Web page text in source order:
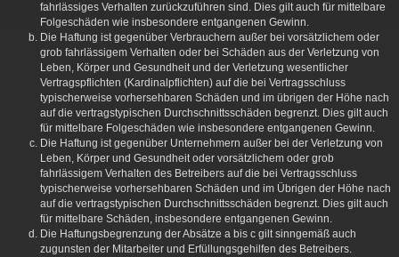
fahrlässiges Verhalten zurückzuführen sind. Dies gilt auch für mittelbare
Folgeschäden wie insbesondere entgangenen Gewinn.
Die Haftung ist gegenüber Verbrauchern außer bei vorsätzlichem oder
grob fahrlässigem Verhalten oder bei Schäden aus der Verletzung von
Leben, Körper und Gesundheit und der Verletzung wesentlicher
Vertragspflichten (Kardinalpflichten) auf die bei Vertragsschluss
typischerweise vorhersehbaren Schäden und im übrigen der Höhe nach
auf die vertragstypischen Durchschnittsschäden begrenzt. Dies gilt auch
für mittelbare Folgeschäden wie insbesondere entgangenen Gewinn.
Die Haftung ist gegenüber Unternehmern außer bei der Verletzung von
Leben, Körper und Gesundheit oder vorsätzlichem oder grob
fahrlässigem Verhalten des Betreibers auf die bei Vertragsschluss
typischerweise vorhersehbaren Schäden und im Übrigen der Höhe nach
auf die vertragstypischen Durchschnittsschäden begrenzt. Dies gilt auch
für mittelbare Schäden, insbesondere entgangenen Gewinn.
Die Haftungsbegrenzung der Absätze a bis c gilt sinngemäß auch
zugunsten der Mitarbeiter und Erfüllungsgehilfen des Betreibers.